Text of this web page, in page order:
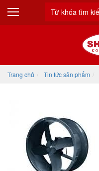
Trang chủ Tin tức sản phẩm